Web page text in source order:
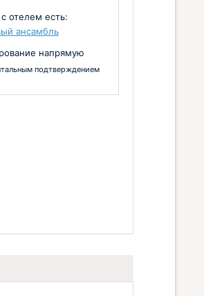
отелем есть:
ансамбль
напрямую
подтверждением